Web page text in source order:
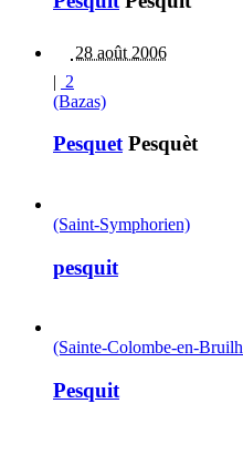
28 août 2006
| 2
(Bazas)
PesquetPesquèt
(Saint-Symphorien)
pesquit
(Sainte-Colombe-en-
Pesquit